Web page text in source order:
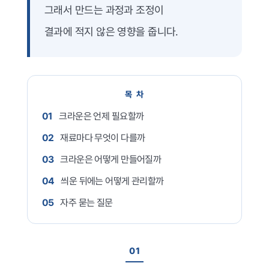
치아교정
치료 후에는?
그래서 만드는 과정과 조정이
결과에 적지 않은 영향을 줍니다.
목 차
01 크라운은 언제 필요할까
02 재료마다 무엇이 다를까
03크라운은 어떻게 만들어질까
04 씌운 뒤에는 어떻게 관리할까
05자주 묻는 질문
01